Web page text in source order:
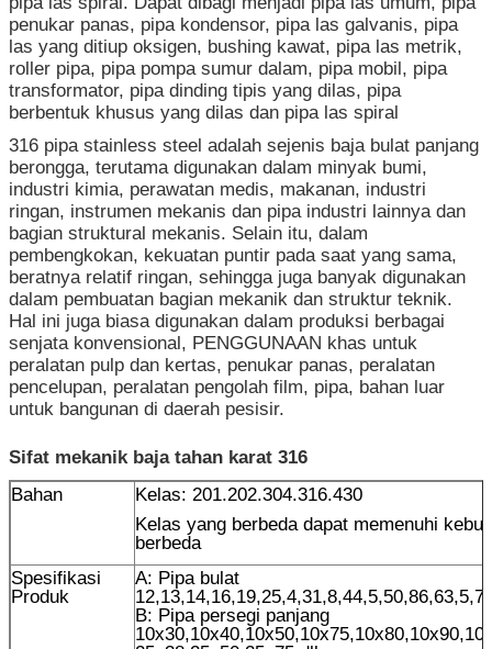
penukar panas, pipa kondensor, pipa las galvanis, pipa
las yang ditiup oksigen, bushing kawat, pipa las metrik,
roller pipa, pipa pompa sumur dalam, pipa mobil, pipa
transformator, pipa dinding tipis yang dilas, pipa
berbentuk khusus yang dilas dan pipa las spiral
316 pipa stainless steel adalah sejenis baja bulat panjang
berongga, terutama digunakan dalam minyak bumi,
industri kimia, perawatan medis, makanan, industri
ringan, instrumen mekanis dan pipa industri lainnya dan
bagian struktural mekanis. Selain itu, dalam
pembengkokan, kekuatan puntir pada saat yang sama,
beratnya relatif ringan, sehingga juga banyak digunakan
dalam pembuatan bagian mekanik dan struktur teknik.
Hal ini juga biasa digunakan dalam produksi berbagai
senjata konvensional, PENGGUNAAN khas untuk
peralatan pulp dan kertas, penukar panas, peralatan
pencelupan, peralatan pengolah film, pipa, bahan luar
untuk bangunan di daerah pesisir.
Sifat mekanik baja tahan karat 316
Bahan
Kelas: 201.202.304.316.430
Kelas yang berbeda dapat memenuhi
berbeda
Spesifikasi
Produk
A: Pipa bulat
B: Pipa persegi panjang